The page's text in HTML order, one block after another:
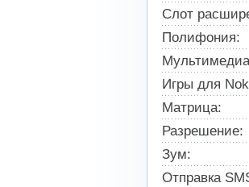
Слот
Полифония:
Игры для
Матрица:
Разрешение:
Зум:
Отправка